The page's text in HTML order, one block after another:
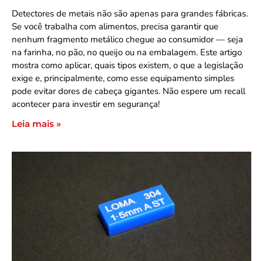
Detectores de metais não são apenas para grandes fábricas.
Se você trabalha com alimentos, precisa garantir que
nenhum fragmento metálico chegue ao consumidor — seja
na farinha, no pão, no queijo ou na embalagem. Este artigo
mostra como aplicar, quais tipos existem, o que a legislação
exige e, principalmente, como esse equipamento simples
pode evitar dores de cabeça gigantes. Não espere um recall
acontecer para investir em segurança!
Leia mais »